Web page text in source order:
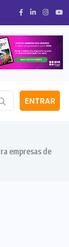
ENTRAR
empresas de